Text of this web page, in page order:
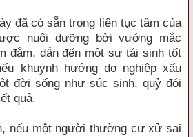
đã có sẵn trong liên tục tâm của
nuôi dưỡng bởi vướng mắc
đắm, dẫn đến một sự tái sinh tốt
khuynh hướng do nghiệp xấu
đời sống như súc sinh, quỷ đói
quả.
nếu một người thường cư xử sai